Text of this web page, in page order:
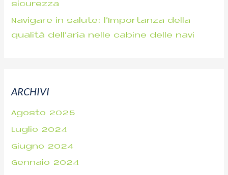
sicurezza
Navigare in salute: l’Importanza della
qualità dell’aria nelle cabine delle navi
ARCHIVI
Agosto 2025
Luglio 2024
Giugno 2024
Gennaio 2024